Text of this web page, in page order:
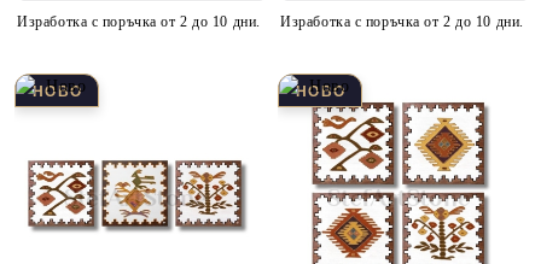
Изработка с поръчка от 2 до 10 дни. Изработка с поръчка от 2 до 10 дни.